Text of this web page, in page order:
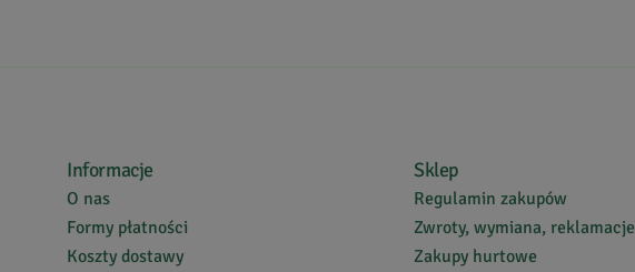
Jakość jak zawsze w Magicznym Ogrodzie doskonała!
Informacje
O nas
Formy płatności
Koszty dostawy
Sklep
Regulamin zakupów
Zwroty, wymiana, reklamacje
Zakupy hurtowe